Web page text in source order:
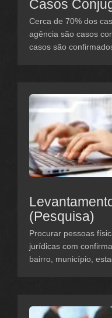
Casos
Cerca de 70% dos
agência são casos
casos são
(Pesquisa)
Procurar pessoas
jurídicas com
bairro, município,